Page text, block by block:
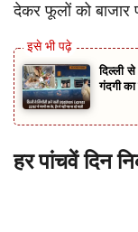
देकर फूलों को बाजार
दिल्ली
गंदगी
हर पांचवें दिन